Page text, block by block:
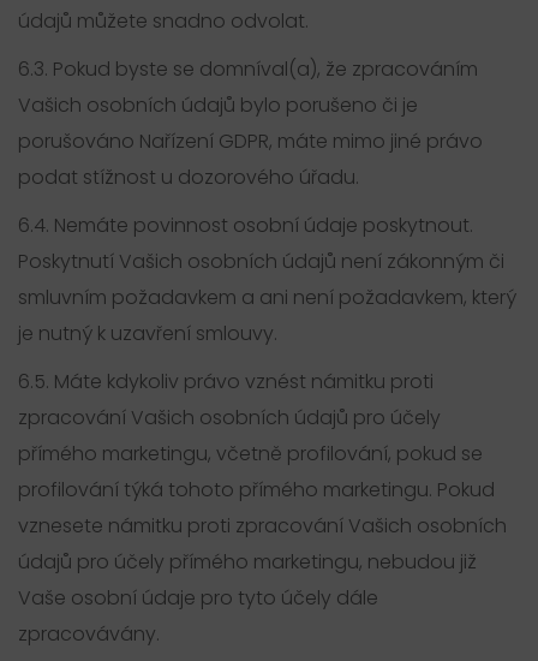
údajů můžete snadno odvolat.
6.3. Pokud byste se domníval(a), že zpracováním
Vašich osobních údajů bylo porušeno či je
porušováno Nařízení GDPR, máte mimo jiné právo
podat stížnost u dozorového úřadu.
6.4. Nemáte povinnost osobní údaje poskytnout.
Poskytnutí Vašich osobních údajů není zákonným či
smluvním požadavkem a ani není požadavkem, který
je nutný k uzavření smlouvy.
6.5. Máte kdykoliv právo vznést námitku proti
zpracování Vašich osobních údajů pro účely
přímého marketingu, včetně profilování, pokud se
profilování týká tohoto přímého marketingu. Pokud
vznesete námitku proti zpracování Vašich osobních
údajů pro účely přímého marketingu, nebudou již
Vaše osobní údaje pro tyto účely dále
zpracovávány.